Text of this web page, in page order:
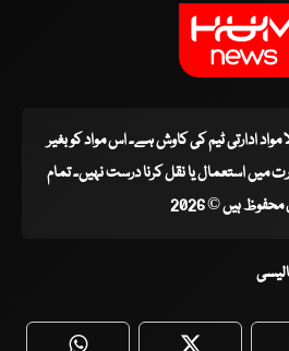
مواد ادارتی ٹیم کی کاوش ہے۔ اس مواد کو بغیر
استعمال یا نقل کرنا درست نہیں۔ تمام
ہیں © 2026